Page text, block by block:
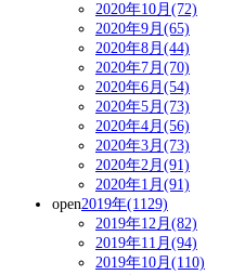
2020年10月(72)
2020年9月(65)
2020年8月(44)
2020年7月(70)
2020年6月(54)
2020年5月(73)
2020年4月(56)
2020年3月(73)
2020年2月(91)
2020年1月(91)
open2019年(1129)
2019年12月(82)
2019年11月(94)
2019年10月(110)